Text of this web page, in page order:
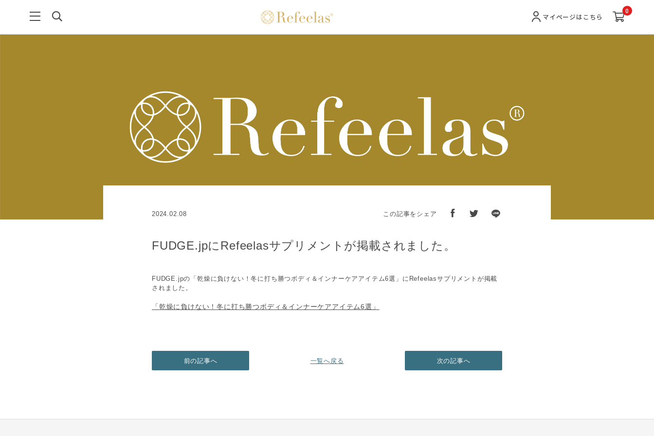
マイページはこちら
0
2024.02.08 この記事をシェア
FUDGE.jpにRefeelasサプリメントが掲載されました。
FUDGE.jpの「乾燥に負けない！冬に打ち勝つボディ＆インナーケアアイテム6選」にRefeelasサプリメントが掲載
されました。
「乾燥に負けない！冬に打ち勝つボディ＆インナーケアアイテム6選」
前の記事へ 一覧へ戻る 次の記事へ